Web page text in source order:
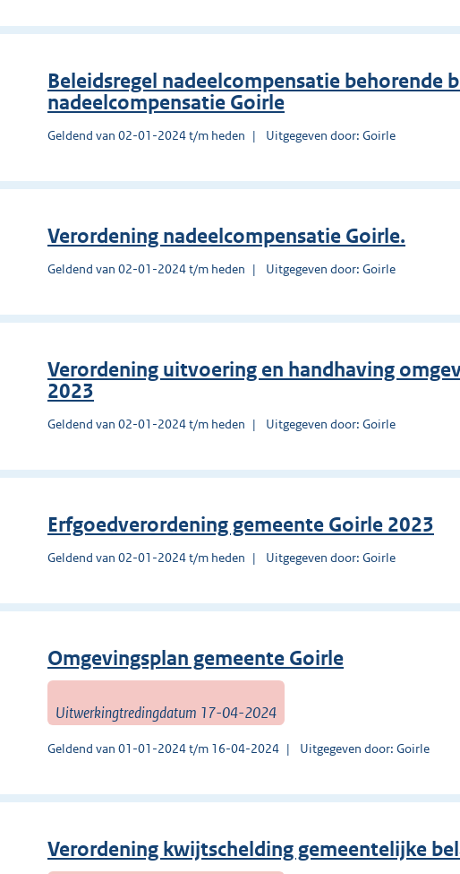
Beleidsregel nadeelcompensatie behorende
nadeelcompensatie Goirle
Geldend van 02-01-2024 t/m heden Uitgegeven door: Goirle
Verordening nadeelcompensatie Goirle.
Geldend van 02-01-2024 t/m heden Uitgegeven door: Goirle
Verordening uitvoering en handhaving
2023
Geldend van 02-01-2024 t/m heden Uitgegeven door: Goirle
Erfgoedverordening gemeente Goirle 2023
Geldend van 02-01-2024 t/m heden Uitgegeven door: Goirle
Omgevingsplan gemeente Goirle
Uitwerkingtredingdatum 17-04-2024
Geldend van 01-01-2024 t/m 16-04-2024 Uitgegeven door: Goirle
Verordening kwijtschelding gemeentelijke